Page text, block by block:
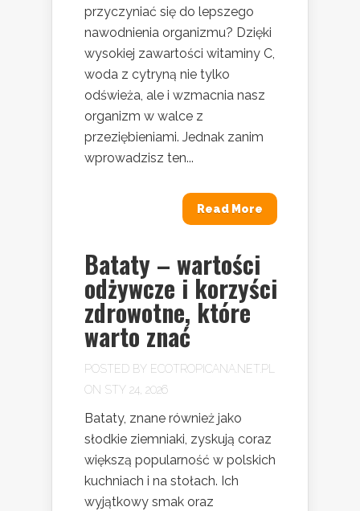
przyczyniać się do lepszego
nawodnienia organizmu? Dzięki
wysokiej zawartości witaminy C,
woda z cytryną nie tylko
odświeża, ale i wzmacnia nasz
organizm w walce z
przeziębieniami. Jednak zanim
wprowadzisz ten...
Read More
Bataty – wartości
odżywcze i korzyści
zdrowotne, które
warto znać
POSTED BY ECOTROPICANA.NET.PL
ON STY 24, 2026
Bataty, znane również jako
słodkie ziemniaki, zyskują coraz
większą popularność w polskich
kuchniach i na stołach. Ich
wyjątkowy smak oraz